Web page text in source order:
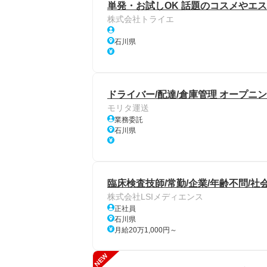
単発・お試しOK 話題のコスメやエ
株式会社トライエ
石川県
ドライバー/配達/倉庫管理 オープニ
モリタ運送
業務委託
石川県
臨床検査技師/常勤/企業/年齢不問/社
株式会社LSIメディエンス
正社員
石川県
月給20万1,000円～
NEW